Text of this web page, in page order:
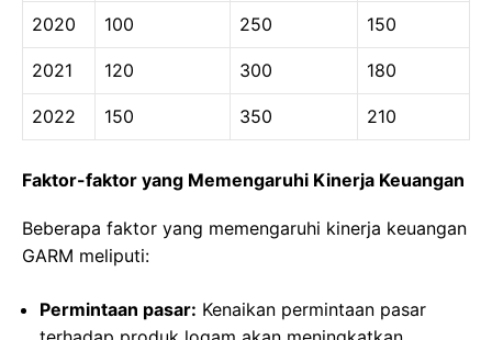
2020 100 250 150
2021 120 300 180
2022 150 350 210
Faktor-faktor yang Memengaruhi Kinerja Keuangan
Beberapa faktor yang memengaruhi kinerja keuangan
GARM meliputi:
Permintaan pasar: Kenaikan permintaan pasar